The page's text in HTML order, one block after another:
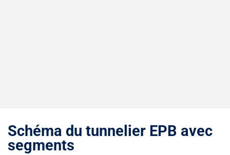
Schéma du tunnelier EPB avec
segments